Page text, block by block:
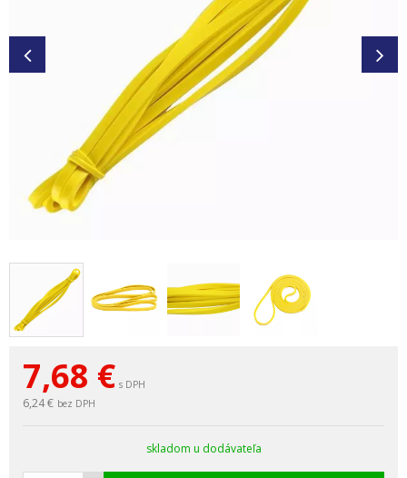
7,68 € s DPH
6,24 € bez DPH
skladom u dodávateľa